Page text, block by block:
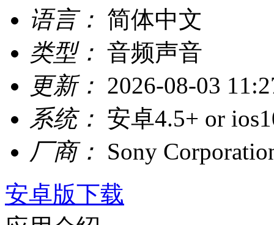
语言： 简体中文
类型： 音频声音
更新： 2026-08-03
系统： 安卓4.5+ or
厂商： Sony
安卓版下载